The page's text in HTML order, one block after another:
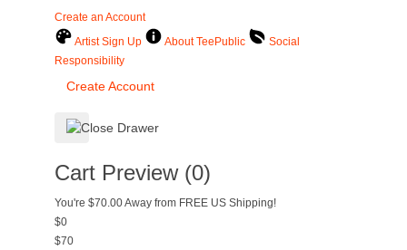
Create an Account
Artist Sign Up
About TeePublic
Social
Responsibility
Create Account
Cart Preview (0)
You're $70.00Away from FREE US Shipping!
$0
$70